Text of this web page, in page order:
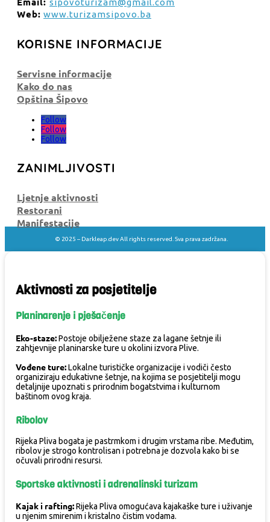
sipovoturizam@gmail.com
Web: www.turizamsipovo.ba
KORISNE INFORMACIJE
Servisne informacije
Kako do nas
Opština Šipovo
Follow
Follow
Follow
ZANIMLJIVOSTI
Ljetnje aktivnosti
Restorani
Manifestacije
© 2025 – Darkleap.dev All rights reserved. Sva prava zadržana.
Aktivnosti za posjetitelje
Planinarenje i pješačenje
Eko-staze:Postoje obilježene staze za lagane šetnje ili
zahtjevnije planinarske ture u okolini izvora Plive.
Vođene ture:Lokalne turističke organizacije i vodiči često
organiziraju edukativne šetnje, na kojima se posjetitelji mogu
detaljnije upoznati s prirodnim bogatstvima i kulturnom
baštinom ovog kraja.
Ribolov
Rijeka Pliva bogata je pastrmkom i drugim vrstama ribe. Međutim,
ribolov je strogo kontrolisan i potrebna je dozvola kako bi se
očuvali prirodni resursi.
Sportske aktivnosti i adrenalinski turizam
Kajak i rafting:Rijeka Pliva omogućava kajakaške ture i uživanje
u njenim smirenim i kristalno čistim vodama.